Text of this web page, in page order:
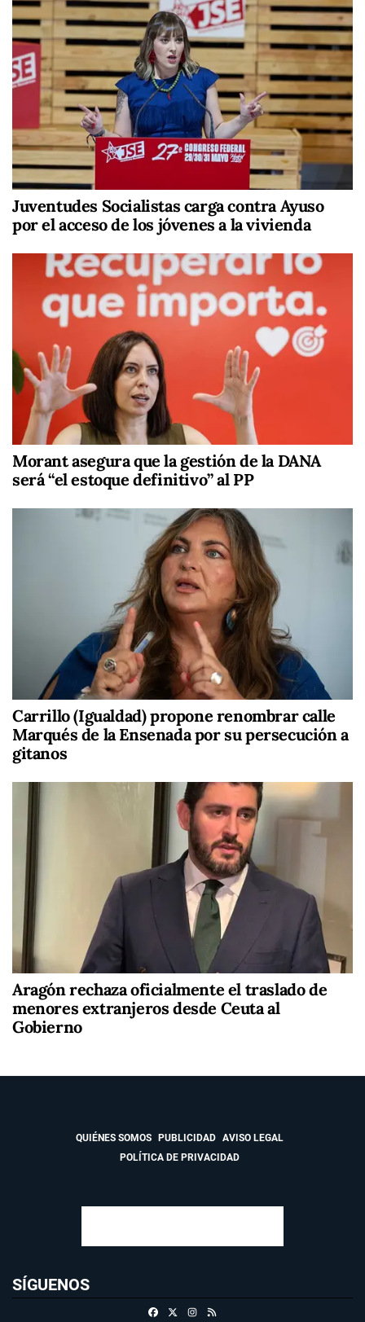
Juventudes Socialistas carga contra Ayuso
por el acceso de los jóvenes a la vivienda
Morant asegura que la gestión de la DANA
será “el estoque definitivo” al PP
Carrillo (Igualdad) propone renombrar calle
Marqués de la Ensenada por su persecución a
gitanos
Aragón rechaza oficialmente el traslado de
menores extranjeros desde Ceuta al
Gobierno
QUIÉNES SOMOS PUBLICIDAD
AVISO LEGAL
POLÍTICA DE PRIVACIDAD
SÍGUENOS
FacebookInstagram